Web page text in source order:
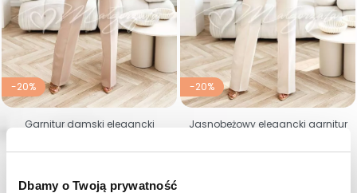
Dbamy o Twoją prywatność
-20%
36 38 40 42 44 46
Garnitur damski elegancki
rękawach – Loreta
-20%
Jasnobeżowy elegancki garnitur
- Loreta